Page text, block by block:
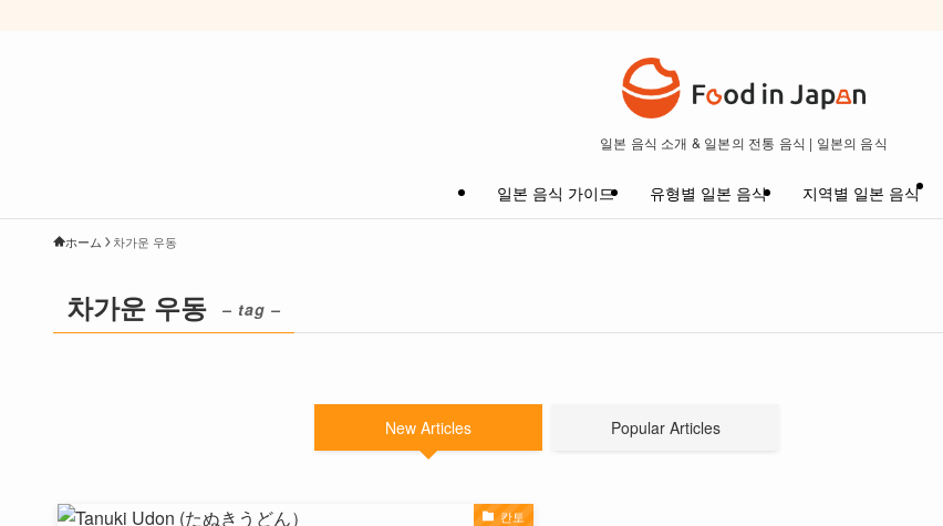
일본 음식 소개 & 일본의 전통 음식 | 일본의 음식
일본 음식 가이드 유형별 일본 음식 지역별 일본 음식
ホーム 차가운 우동
차가운 우동 – tag –
New Articles Popular Articles
칸토